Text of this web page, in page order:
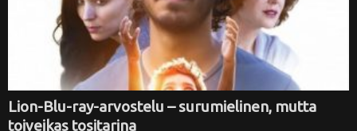
Lion-Blu-ray-arvostelu – surumielinen, mutta
toiveikas tositarina